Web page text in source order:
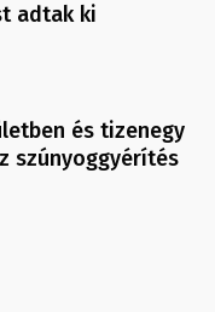
adtak ki
és tizenegy
szúnyoggyérítés